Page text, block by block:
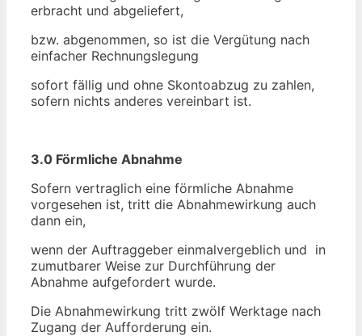
erbracht und abgeliefert,
bzw. abgenommen, so ist die Vergütung nach
einfacher Rechnungslegung
sofort fällig und ohne Skontoabzug zu zahlen,
sofern nichts anderes vereinbart ist.
3.0 Förmliche Abnahme
Sofern vertraglich eine förmliche Abnahme
vorgesehen ist, tritt die Abnahmewirkung auch
dann ein,
wenn der Auftraggeber einmalvergeblich und in
zumutbarer Weise zur Durchführung der
Abnahme aufgefordert wurde.
Die Abnahmewirkung tritt zwölf Werktage nach
Zugang der Aufforderung ein.